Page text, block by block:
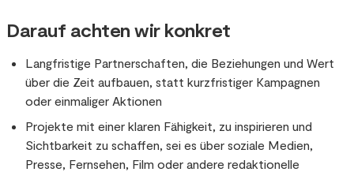
Darauf achten wir konkret
Langfristige Partnerschaften, die Beziehungen und Wert
über die Zeit aufbauen, statt kurzfristiger Kampagnen
oder einmaliger Aktionen
Projekte mit einer klaren Fähigkeit, zu inspirieren und
Sichtbarkeit zu schaffen, sei es über soziale Medien,
Presse, Fernsehen, Film oder andere redaktionelle